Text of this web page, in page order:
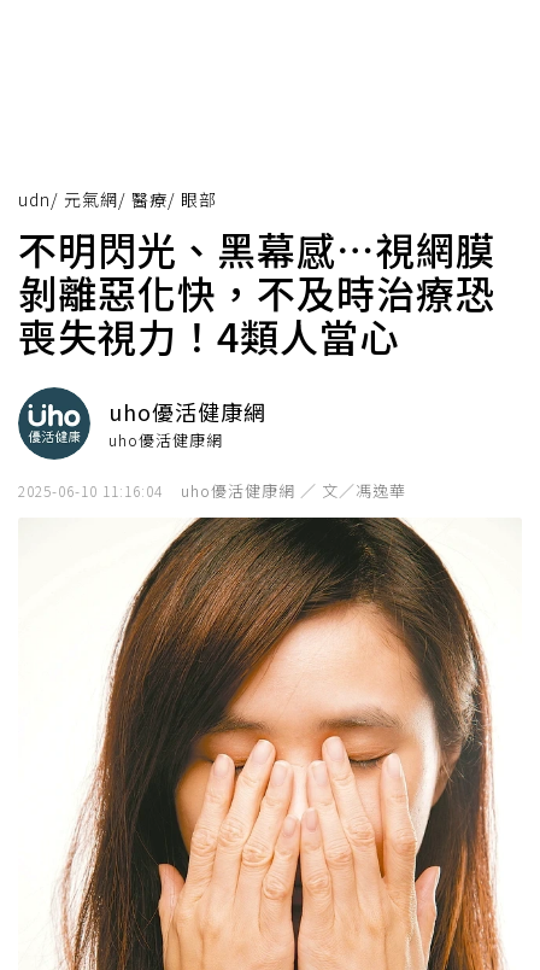
udn/ 元氣網/ 醫療/ 眼部
不明閃光、黑幕感⋯視網膜
剝離惡化快，不及時治療恐
喪失視力！4類人當心
uho優活健康網
uho優活健康網
2025-06-10 11:16:04 uho優活健康網 ／ 文／馮逸華